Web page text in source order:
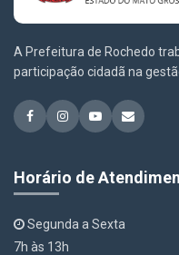
A Prefeitura de Rochedo
participação cidadã na
Horário de
Segunda a Sexta
7h às 13h